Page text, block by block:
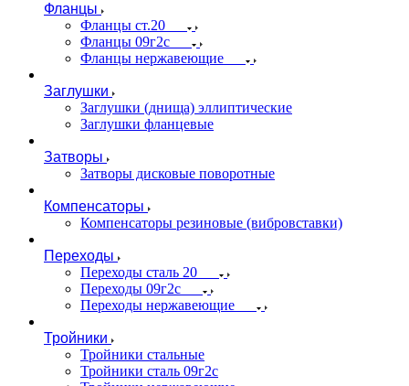
Фланцы
Фланцы ст.20
Фланцы 09г2с
Фланцы нержавеющие
Заглушки
Заглушки (днища) эллиптические
Заглушки фланцевые
Затворы
Затворы дисковые поворотные
Компенсаторы
Компенсаторы резиновые (вибровставки)
Переходы
Переходы сталь 20
Переходы 09г2с
Переходы нержавеющие
Тройники
Тройники стальные
Тройники сталь 09г2с